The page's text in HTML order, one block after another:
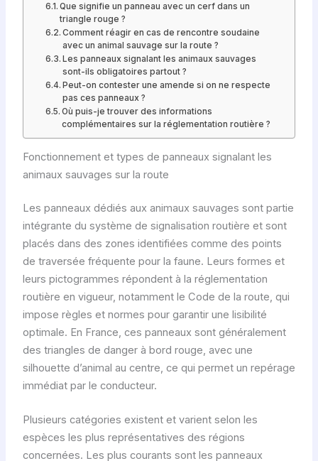
Que signifie un panneau avec un cerf dans un
triangle rouge ?
Comment réagir en cas de rencontre soudaine
avec un animal sauvage sur la route ?
Les panneaux signalant les animaux sauvages
sont-ils obligatoires partout ?
Peut-on contester une amende si on ne respecte
pas ces panneaux ?
Où puis-je trouver des informations
complémentaires sur la réglementation routière ?
Fonctionnement et types de panneaux signalant les
animaux sauvages sur la route
Les panneaux dédiés aux animaux sauvages sont partie
intégrante du système de signalisation routière et sont
placés dans des zones identifiées comme des points
de traversée fréquente pour la faune. Leurs formes et
leurs pictogrammes répondent à la réglementation
routière en vigueur, notamment le Code de la route, qui
impose règles et normes pour garantir une lisibilité
optimale. En France, ces panneaux sont généralement
des triangles de danger à bord rouge, avec une
silhouette d’animal au centre, ce qui permet un repérage
immédiat par le conducteur.
Plusieurs catégories existent et varient selon les
espèces les plus représentatives des régions
concernées. Les plus courants sont les panneaux